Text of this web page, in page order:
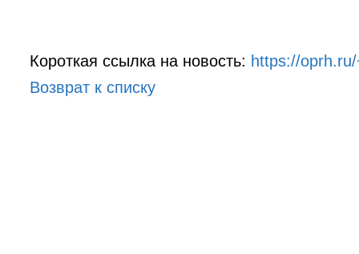
Короткая ссылка на новость: https://
Возврат к списку